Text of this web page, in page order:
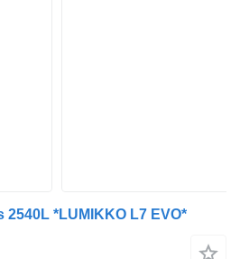
2540L *LUMIKKO L7 EVO*